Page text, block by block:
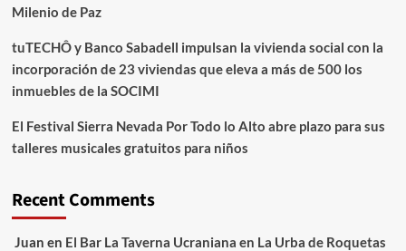
Milenio de Paz
tuTECHÔ y Banco Sabadell impulsan la vivienda social con la
incorporación de 23 viviendas que eleva a más de 500 los
inmuebles de la SOCIMI
El Festival Sierra Nevada Por Todo lo Alto abre plazo para sus
talleres musicales gratuitos para niños
Recent Comments
Juan en El Bar La Taverna Ucraniana en La Urba de Roquetas